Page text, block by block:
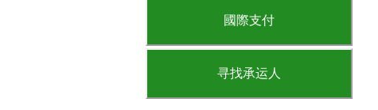
國際支付
寻找承运人